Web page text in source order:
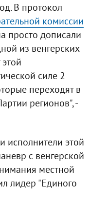
В протокол
комиссии
просто дописали
из венгерских
силе 2
переходят в
регионов", -
исполнители этой
с венгерской
местной
лидер "Единого